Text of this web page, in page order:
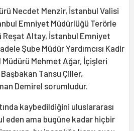
Necdet Menzir, İstanbul Valisi
Emniyet Müdürlüğü Terörle
Reşat Altay, İstanbul Emniyet
Şube Müdür Yardımcısı Kadir
Müdürü Mehmet Ağar, İçişleri
Tansu Çiller,
Demirel sorumludur.
kaybedildiğini uluslararası
eden ama bugüne kadar hiçbir